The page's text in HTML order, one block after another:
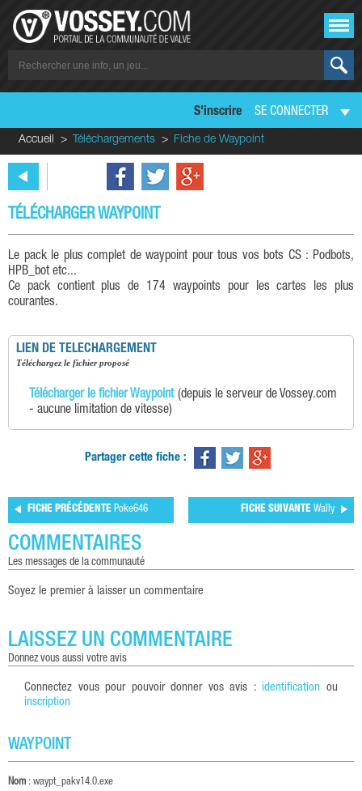
S'inscrire SE CONNECTER
Accueil Téléchargements Fiche de Waypoint
TÉLÉCHARGER WAYPOINT
Le pack le plus complet de waypoint pour tous vos bots CS : Podbots,
HPB_bot etc...
Ce pack contient plus de 174 waypoints pour les cartes les plus
courantes.
LIEN DE TELECHARGEMENT
téléchargez le fichier proposé
Télécharger le fichier Waypoint(depuis le serveur de Vossey.com
- aucune limitation de vitesse)
Partager cette fiche :
FICHE PRÉCÉDENTE Poke646 FICHE SUIVANTE Wally
COMMENTAIRES
les messages de la communauté
Soyez le premier à laisser un commentaire
LAISSEZ UN COMMENTAIRE
donnez vous aussi votre avis
Connectez vous pour pouvoir donner vos avis : identification ou
inscription
WAYPOINT
Nom : waypt_pakv14.0.exe